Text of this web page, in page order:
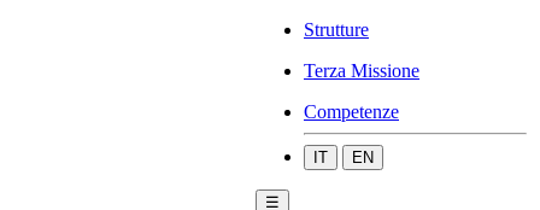
Strutture
Terza Missione
Competenze
IT EN
☰